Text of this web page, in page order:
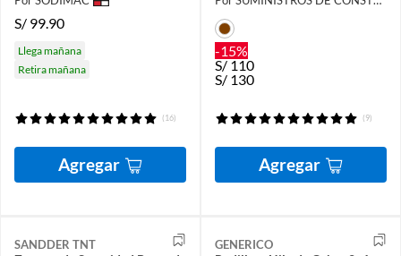
S/ 99.90
Llega mañana
Retira mañana
(16)
Agregar
-15%
S/ 110
S/ 130
(9)
Agregar
SANDDER TNT GENERICO